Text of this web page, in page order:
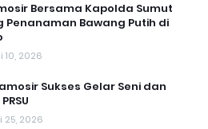
Bersama Kapolda Sumut
Penanaman Bawang Putih di
10, 2026
Sukses Gelar Seni dan
25, 2026